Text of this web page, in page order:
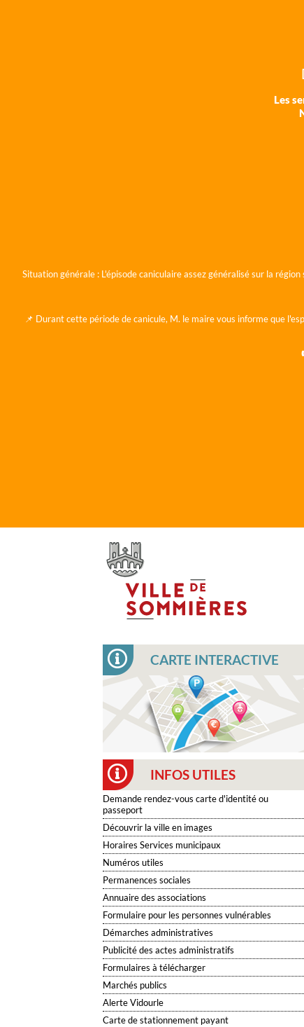
Les
Situation générale : L'épisode caniculaire assez généralisé sur la
📌 Durant cette période de canicule, M. le maire vous informe que
CARTE INTERACTIVE
INFOS UTILES
Demande rendez-vous carte d'identité ou
passeport
Découvrir la ville en images
Horaires Services municipaux
Numéros utiles
Permanences sociales
Annuaire des associations
Formulaire pour les personnes vulnérables
Démarches administratives
Publicité des actes administratifs
Formulaires à télécharger
Marchés publics
Alerte Vidourle
Carte de stationnement payant